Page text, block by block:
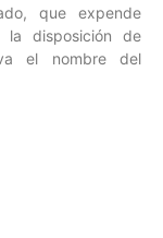
que expende
disposición de
el nombre del